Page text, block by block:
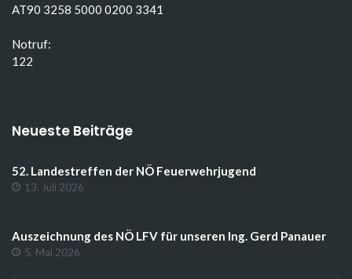
AT90 3258 5000 0200 3341
Notruf:
122
Neueste Beiträge
52. Landestreffen der NÖ Feuerwehrjugend
13. Juli 2026
Auszeichnung des NÖ LFV für unseren Ing. Gerd Panauer
5. Mai 2026